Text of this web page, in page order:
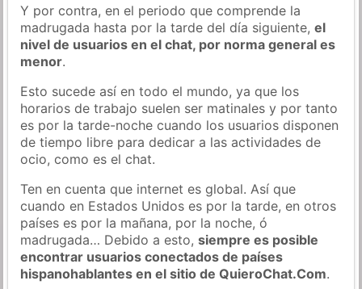
Y por contra, en el periodo que comprende la
madrugada hasta por la tarde del día siguiente,el
nivel de usuarios en el chat, por norma general es
menor.
Esto sucede así en todo el mundo, ya que los
horarios de trabajo suelen ser matinales y por tanto
es por la tarde-noche cuando los usuarios disponen
de tiempo libre para dedicar a las actividades de
ocio, como es el chat.
Ten en cuenta que internet es global. Así que
cuando en Estados Unidos es por la tarde, en otros
países es por la mañana, por la noche, ó
madrugada… Debido a esto,siempre es posible
encontrar usuarios conectados de países
hispanohablantes en el sitio de QuieroChat.Com.